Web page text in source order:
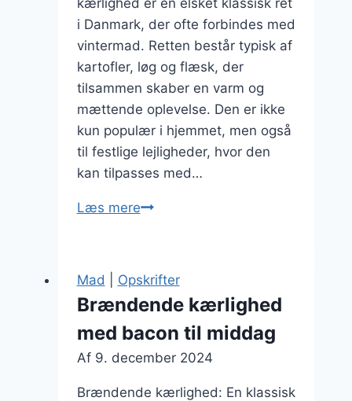
i Danmark, der ofte forbindes med
vintermad. Retten består typisk af
kartofler, løg og flæsk, der
tilsammen skaber en varm og
mættende oplevelse. Den er ikke
kun populær i hjemmet, men også
til festlige lejligheder, hvor den
kan tilpasses med…
Læs mereBrændende
som
vintermad
Mad Opskrifter
Brændende kærlighed
med bacon til middag
Af 9. december 2024
Brændende kærlighed: En klassisk